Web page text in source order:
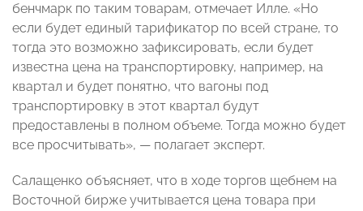
бенчмарк по таким товарам, отмечает Илле. «Но
если будет единый тарификатор по всей стране, то
тогда это возможно зафиксировать, если будет
известна цена на транспортировку, например, на
квартал и будет понятно, что вагоны под
транспортировку в этот квартал будут
предоставлены в полном объеме. Тогда можно будет
все просчитывать», — полагает эксперт.
Салащенко объясняет, что в ходе торгов щебнем на
Восточной бирже учитывается цена товара при